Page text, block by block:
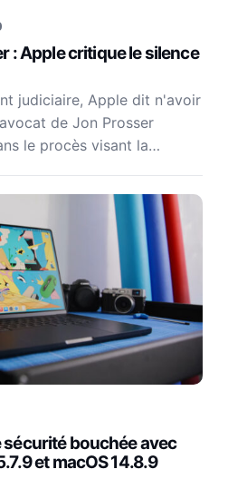
: Apple critique le silence
judiciaire, Apple dit n'avoir
de Jon Prosser
le procès visant la…
sécurité bouchée avec
et macOS 14.8.9